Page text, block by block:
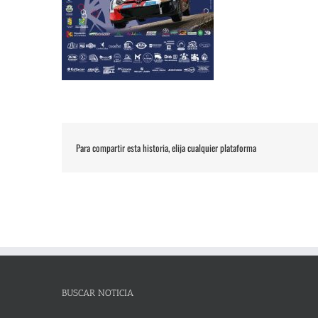
Para compartir esta historia, elija cualquier plataforma
BUSCAR NOTICIA